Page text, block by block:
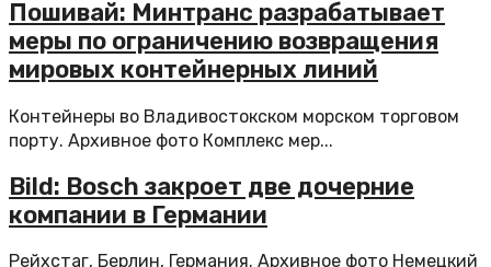
Пошивай: Минтранс разрабатывает
меры по ограничению возвращения
мировых контейнерных линий
Контейнеры во Владивостокском морском торговом
порту. Архивное фото Комплекс мер...
Bild: Bosch закроет две дочерние
компании в Германии
Рейхстаг, Берлин, Германия. Архивное фото Немецкий